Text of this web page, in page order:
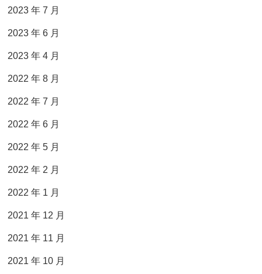
2023 年 7 月
2023 年 6 月
2023 年 4 月
2022 年 8 月
2022 年 7 月
2022 年 6 月
2022 年 5 月
2022 年 2 月
2022 年 1 月
2021 年 12 月
2021 年 11 月
2021 年 10 月